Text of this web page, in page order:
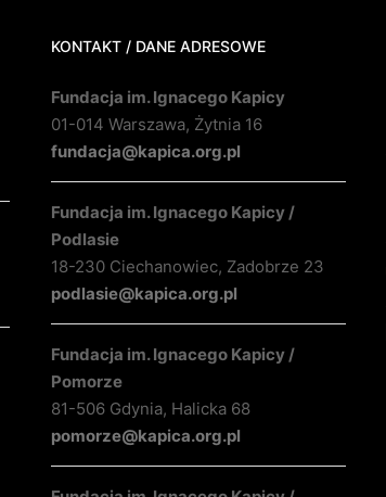
KONTAKT / DANE ADRESOWE
Fundacja im. Ignacego Kapicy
01-014 Warszawa, Żytnia 16
fundacja@kapica.org.pl
Fundacja im. Ignacego Kapicy /
Podlasie
18-230 Ciechanowiec, Zadobrze 23
podlasie@kapica.org.pl
Fundacja im. Ignacego Kapicy /
Pomorze
81-506 Gdynia, Halicka 68
pomorze@kapica.org.pl